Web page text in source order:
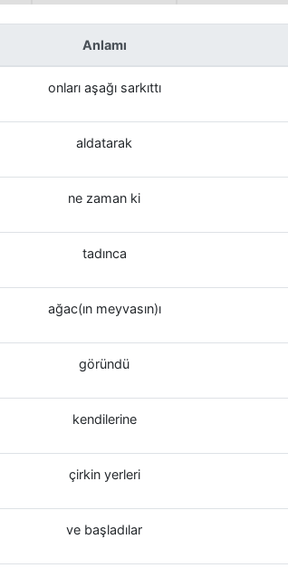
Anlamı
onları aşağı sarkıttı
aldatarak
ne zaman ki
tadınca
ağac(ın meyvasın)ı
göründü
kendilerine
çirkin yerleri
ve başladılar